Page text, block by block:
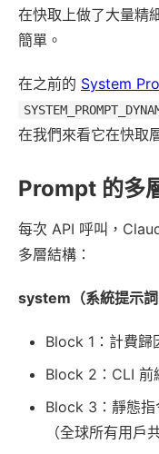
在快取上做了大量
簡單。
在之前的 System
在我們來看它在快取
Prompt 的多
每次 API 呼叫，
多層結構：
system（系統提示
Block 1：計費
Block 2：CLI
Block 3：靜態
（全球所有用戶